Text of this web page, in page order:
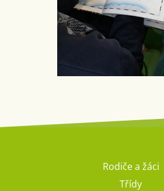
Rodiče a žáci
Třídy